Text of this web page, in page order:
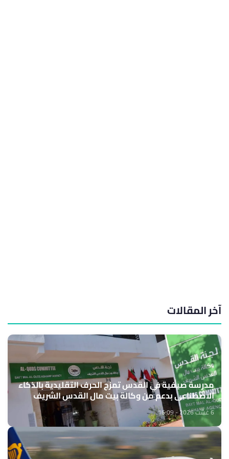
آخر المقالات
مدرسة صيفية في القدس تمزج الحرف التقليدية بالذكاء
الاصطناعي بدعم من وكالة بيت مال القدس الشريف
6 غشت 2026 - 16:09